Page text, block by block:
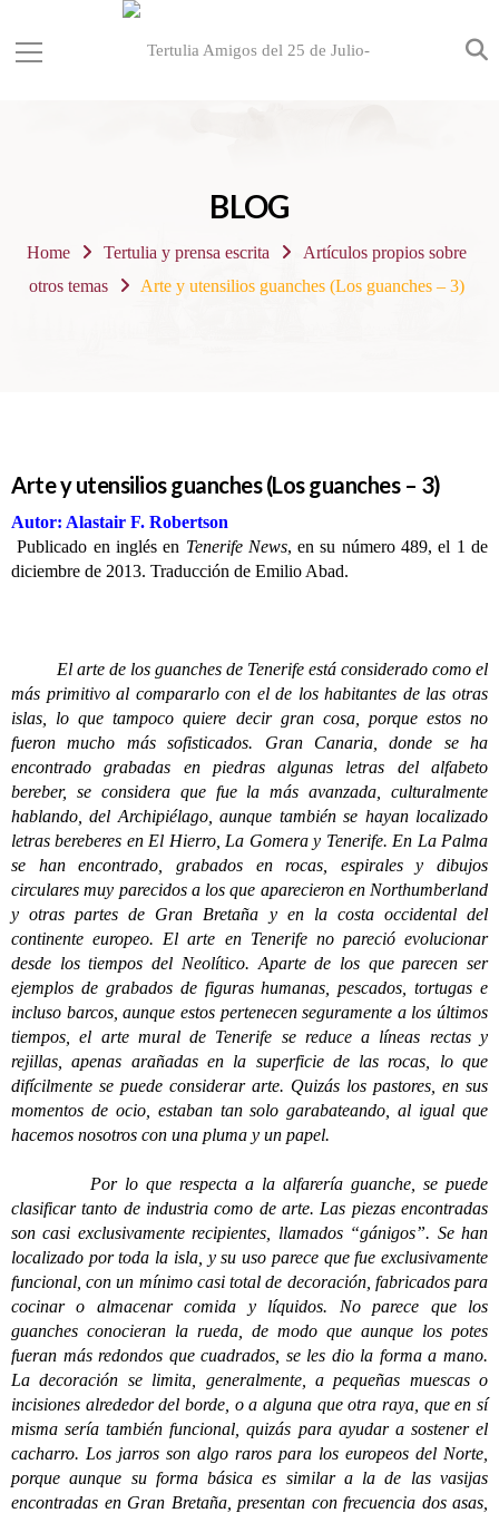
BLOG
Home Tertulia y prensa escrita
Artículos propios sobre
otros temas
Arte y utensilios guanches (Los guanches – 3)
Arte y utensilios guanches (Los guanches – 3)
Autor: Alastair F. Robertson
Publicado en inglés en Tenerife News, en su número 489, el 1 de
diciembre de 2013. Traducción de Emilio Abad.
El arte de los guanches de Tenerife está considerado como el
más primitivo al compararlo con el de los habitantes de las otras
islas, lo que tampoco quiere decir gran cosa, porque estos no
fueron mucho más sofisticados. Gran Canaria, donde se ha
encontrado grabadas en piedras algunas letras del alfabeto
bereber, se considera que fue la más avanzada, culturalmente
hablando, del Archipiélago, aunque también se hayan localizado
letras bereberes en El Hierro, La Gomera y Tenerife. En La Palma
se han encontrado, grabados en rocas, espirales y dibujos
circulares muy parecidos a los que aparecieron en Northumberland
y otras partes de Gran Bretaña y en la costa occidental del
continente europeo. El arte en Tenerife no pareció evolucionar
desde los tiempos del Neolítico. Aparte de los que parecen ser
ejemplos de grabados de figuras humanas, pescados, tortugas e
incluso barcos, aunque estos pertenecen seguramente a los últimos
tiempos, el arte mural de Tenerife se reduce a líneas rectas y
rejillas, apenas arañadas en la superficie de las rocas, lo que
difícilmente se puede considerar arte. Quizás los pastores, en sus
momentos de ocio, estaban tan solo garabateando, al igual que
hacemos nosotros con una pluma y un papel.
Por lo que respecta a la alfarería guanche, se puede
clasificar tanto de industria como de arte. Las piezas encontradas
son casi exclusivamente recipientes, llamados “gánigos”. Se han
localizado por toda la isla, y su uso parece que fue exclusivamente
funcional, con un mínimo casi total de decoración, fabricados para
cocinar o almacenar comida y líquidos. No parece que los
guanches conocieran la rueda, de modo que aunque los potes
fueran más redondos que cuadrados, se les dio la forma a mano.
La decoración se limita, generalmente, a pequeñas muescas o
incisiones alrededor del borde, o a alguna que otra raya, que en sí
misma sería también funcional, quizás para ayudar a sostener el
cacharro. Los jarros son algo raros para los europeos del Norte,
porque aunque su forma básica es similar a la de las vasijas
encontradas en Gran Bretaña, presentan con frecuencia dos asas,